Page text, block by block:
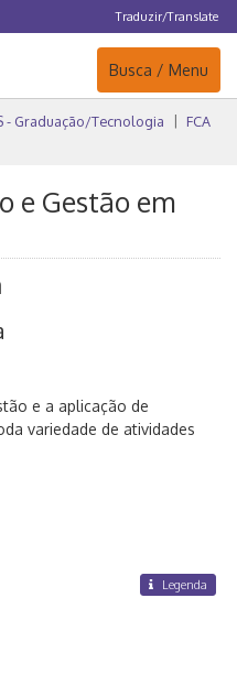
Traduzir/Translate
Navegação
Busca / Menu
- Graduação/Tecnologia
FCA
e Gestão em
e a aplicação de
variedade de atividades
Legenda